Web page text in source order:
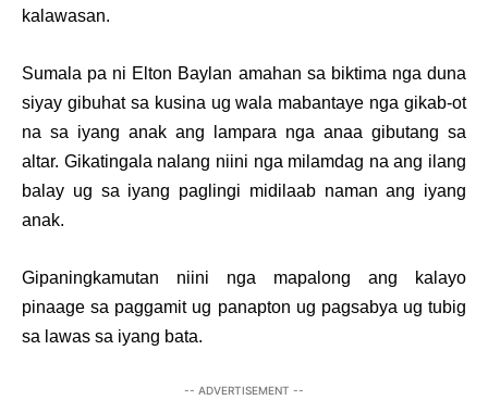
kalawasan.
Sumala pa ni Elton Baylan amahan sa biktima nga duna
siyay gibuhat sa kusina ug wala mabantaye nga gikab-ot
na sa iyang anak ang lampara nga anaa gibutang sa
altar. Gikatingala nalang niini nga milamdag na ang ilang
balay ug sa iyang paglingi midilaab naman ang iyang
anak.
Gipaningkamutan niini nga mapalong ang kalayo
pinaage sa paggamit ug panapton ug pagsabya ug tubig
sa lawas sa iyang bata.
-- ADVERTISEMENT --